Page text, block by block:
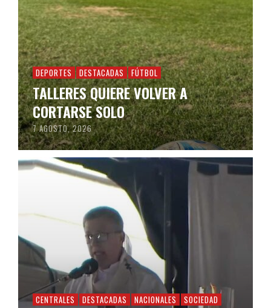
DEPORTES DESTACADAS FÚTBOL
TALLERES QUIERE VOLVER A
CORTARSE SOLO
7 AGOSTO, 2026
CENTRALES DESTACADAS NACIONALES SOCIEDAD